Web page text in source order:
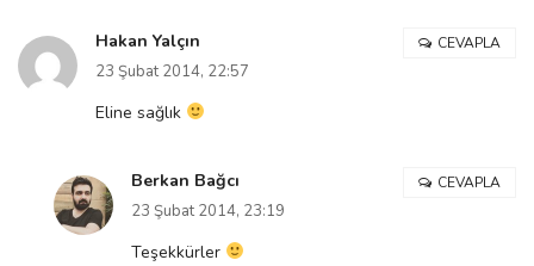
Hakan Yalçın
23 Şubat 2014, 22:57
Eline sağlık
CEVAPLA
Berkan Bağcı
23 Şubat 2014, 23:19
Teşekkürler
CEVAPLA